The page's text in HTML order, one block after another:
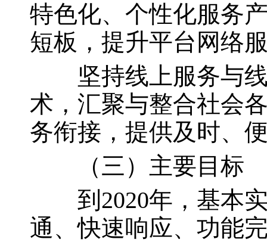
特色化、个性化服务
短板，提升平台网络
坚持线上服务与线
术，汇聚与整合社会
务衔接，提供及时、
（三）主要目标
到 2020年，基本
通、快速响应、功能